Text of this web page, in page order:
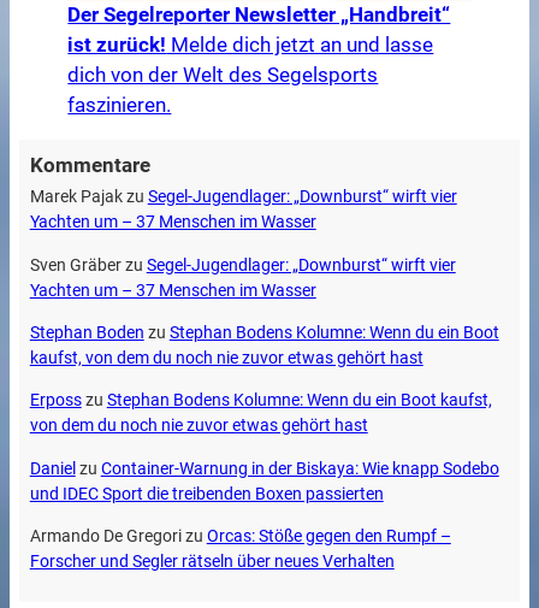
Der Segelreporter Newsletter „Handbreit“
ist zurück! Melde dich jetzt an und lasse
dich von der Welt des Segelsports
faszinieren.
Kommentare
Marek Pajakzu Segel-Jugendlager: „Downburst“ wirft vier
Yachten um – 37 Menschen im Wasser
Sven Gräberzu Segel-Jugendlager: „Downburst“ wirft vier
Yachten um – 37 Menschen im Wasser
Stephan Boden zu Stephan Bodens Kolumne: Wenn du ein Boot
kaufst, von dem du noch nie zuvor etwas gehört hast
Erposszu Stephan Bodens Kolumne: Wenn du ein Boot kaufst,
von dem du noch nie zuvor etwas gehört hast
Daniel zu Container-Warnung in der Biskaya: Wie knapp Sodebo
und IDEC Sport die treibenden Boxen passierten
Armando De Gregorizu Orcas: Stöße gegen den Rumpf –
Forscher und Segler rätseln über neues Verhalten